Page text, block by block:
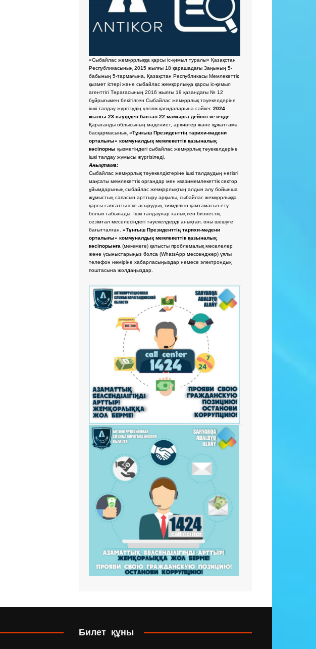
«Сыбайлас жемқорлыққа қарсы іс-қимыл туралы» Қазақстан
Республикасының 2015 жылғы 18 қарашадағы Заңының 5-
бабының 5-тармағына, Қазақстан Республикасы Мемлекеттік
қызмет істері және сыбайлас жемқорлыққа қарсы іс-қимыл
агенттігі Төрағасының 2016 жылғы 19 қазандағы № 12
бұйрығымен бекітілген Сыбайлас жемқорлық тәуекелдеріне
ішкі талдау жүргізудің үлгілік қағидаларына сәйкес2024
жылғы 23 сәуірден бастап 22 мамырға дейінгі кезеңде
Қарағанды облысының мәдениет, архивтер және құжаттама
басқармасының «Тұнғыш Президенттің тарихи-мәдени
орталығы» коммуналдық мемлекеттік қазыналық
кәсіпорны қызметіндегі сыбайлас жемқорлық тәуекелдеріне
ішкі талдау жұмысы жүргізіледі.
Анықтама:
Сыбайлас жемқорлық тәуекелдіктеріне ішкі талдаудың негізгі
мақсаты мемлекеттік органдар мен квазимемлекеттік сектор
ұйымдарының сыбайлас жемқорлықтың алдын алу бойынша
жұмыстың сапасын арттыру арқылы, сыбайлас жемқорлыққа
қарсы саясатты іске асырудың тиімділігін қамтамасыз ету
болып табылады. Ішкі талдаулар халық пен бизнестің
сезімтал меселесіндегі тәуекелдерді анықтап, оны шешуге
бағытталған. «Тұнғыш Президенттің тарихи-мәдени
орталығы» коммуналдық мемлекеттік қазыналық
кәсіпорынға(мекемеге) қатысты проблемалық мәселелер
және ұсыныстарыңыз болса (WhatsApp мессенджер) ұялы
телефон нөміріне хабарласыңыздар немесе электрондық
поштасына жолдаңыздар.
Билет құны